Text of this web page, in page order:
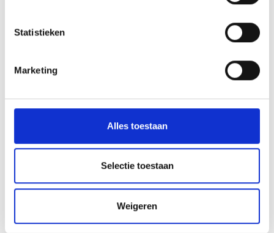
Statistieken
Marketing
Alles toestaan
Selectie toestaan
Weigeren
ACCOMMODATIE-AANVRAAG